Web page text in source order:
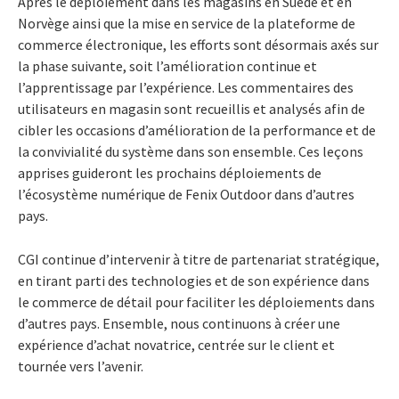
Norvège ainsi que la mise en service de la plateforme de
commerce électronique, les efforts sont désormais axés sur
la phase suivante, soit l’amélioration continue et
l’apprentissage par l’expérience. Les commentaires des
utilisateurs en magasin sont recueillis et analysés afin de
cibler les occasions d’amélioration de la performance et de
la convivialité du système dans son ensemble. Ces leçons
apprises guideront les prochains déploiements de
l’écosystème numérique de Fenix Outdoor dans d’autres
pays.
CGI continue d’intervenir à titre de partenariat stratégique,
en tirant parti des technologies et de son expérience dans
le commerce de détail pour faciliter les déploiements dans
d’autres pays. Ensemble, nous continuons à créer une
expérience d’achat novatrice, centrée sur le client et
tournée vers l’avenir.